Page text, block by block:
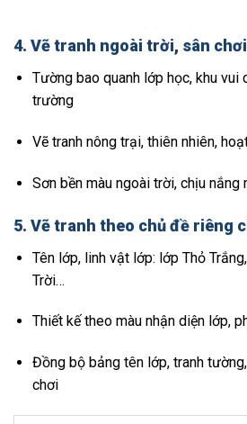
4. Vẽ tranh ngoài trời, sân
Tường bao quanh lớp học, khu vui
trường
Vẽ tranh nông trại, thiên nhiên,
Sơn bền màu ngoài trời, chịu
5. Vẽ tranh theo chủ đề riêng
Tên lớp, linh vật lớp: lớp Thỏ
Trời…
Thiết kế theo màu nhận diện lớp,
Đồng bộ bảng tên lớp, tranh
chơi